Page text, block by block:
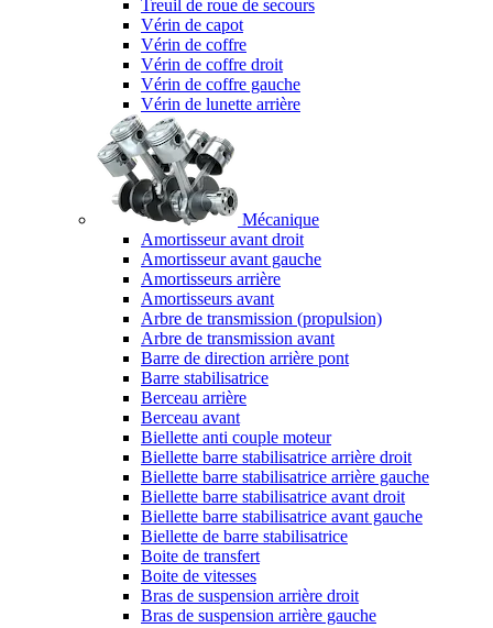
Treuil de roue de secours
Vérin de capot
Vérin de coffre
Vérin de coffre droit
Vérin de coffre gauche
Vérin de lunette arrière
Mécanique
Amortisseur avant droit
Amortisseur avant gauche
Amortisseurs arrière
Amortisseurs avant
Arbre de transmission (propulsion)
Arbre de transmission avant
Barre de direction arrière pont
Barre stabilisatrice
Berceau arrière
Berceau avant
Biellette anti couple moteur
Biellette barre stabilisatrice arrière droit
Biellette barre stabilisatrice arrière gauche
Biellette barre stabilisatrice avant droit
Biellette barre stabilisatrice avant gauche
Biellette de barre stabilisatrice
Boite de transfert
Boite de vitesses
Bras de suspension arrière droit
Bras de suspension arrière gauche